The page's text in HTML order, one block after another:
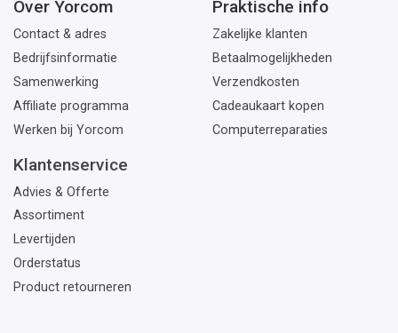
Over Yorcom
Contact & adres
Bedrijfsinformatie
Samenwerking
Affiliate programma
Werken bij Yorcom
Praktische info
Zakelijke klanten
Betaalmogelijkheden
Verzendkosten
Cadeaukaart kopen
Computerreparaties
Klantenservice
Advies & Offerte
Assortiment
Levertijden
Orderstatus
Product retourneren